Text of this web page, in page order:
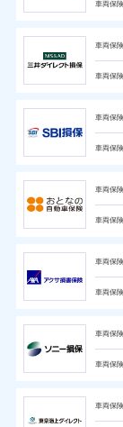
車両保
車両保険
車両保
車両保険
車両保
車両保険
車両保
車両保険
車両保
車両保険
車両保
車両保険